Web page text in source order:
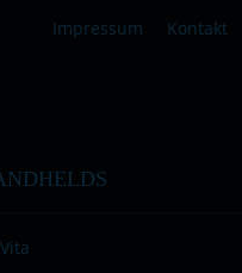
Impressum Kontakt